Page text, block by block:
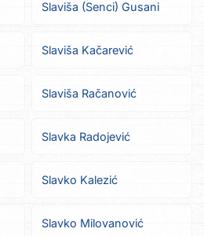
Slaviša (Senci) Gusani
Slaviša Kačarević
Slaviša Račanović
Slavka Radojević
Slavko Kalezić
Slavko Milovanović